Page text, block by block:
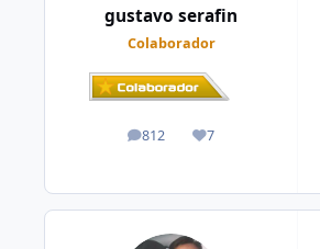
gustavo serafin
Colaborador
812
posts 7
Reputação